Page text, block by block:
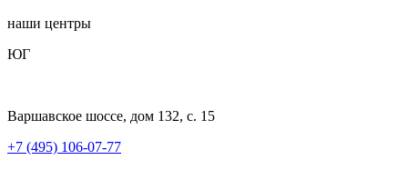
наши центры
ЮГ
Варшавское шоссе, дом 132, с. 15
+7 (495) 106-07-77